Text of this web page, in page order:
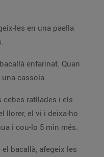
les en una paella
enfarinat. Quan
cassola.
ratllades i els
llorer, el vi i deixa-ho
i cou-lo 5 min més.
afegeix les